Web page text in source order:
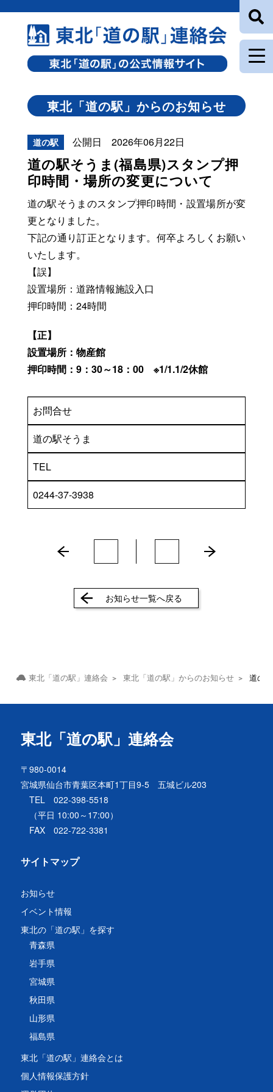
東北「道の駅」からのお知らせ
道の駅 公開日 2026年06月22日
道の駅そうま(福島県)スタンプ押
印時間・場所の変更について
道の駅そうまのスタンプ押印時間・設置場所が変
更となりました。
下記の通り訂正となります。何卒よろしくお願い
いたします。
【誤】
設置場所：道路情報施設入口
押印時間：24時間
【正】
設置場所：物産館
押印時間：9：30～18：00 ※1/1.1/2休館
お問合せ
道の駅そうま
TEL
0244-37-3938
お知らせ一覧へ戻る
東北「道の駅」連絡会 東北「道の駅」からのお知らせ 道の
東北「道の駅」連絡会
〒980-0014
宮城県仙台市青葉区本町1丁目9-5 五城ビル203
TEL 022-398-5518
（平日 10:00～17:00）
FAX 022-722-3381
サイトマップ
お知らせ
イベント情報
東北の「道の駅」を探す
青森県
岩手県
宮城県
秋田県
山形県
福島県
東北「道の駅」連絡会とは
個人情報保護方針